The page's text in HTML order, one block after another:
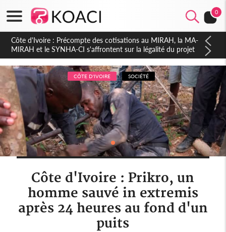
0
Côte d'Ivoire : Indépendance 2026, Thiam plaide pour un
environnement démocratique plus apaisé
CÔTE D'IVOIRE SOCIÉTÉ
Côte d'Ivoire : Prikro, un
homme sauvé in extremis
après 24 heures au fond d'un
puits